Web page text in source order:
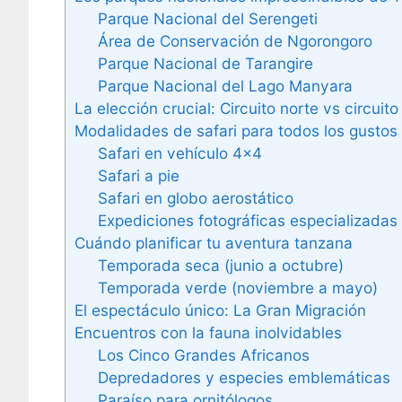
Parque Nacional del Serengeti
Área de Conservación de Ngorongoro
Parque Nacional de Tarangire
Parque Nacional del Lago Manyara
La elección crucial: Circuito norte vs circuito
Modalidades de safari para todos los gustos
Safari en vehículo 4×4
Safari a pie
Safari en globo aerostático
Expediciones fotográficas especializadas
Cuándo planificar tu aventura tanzana
Temporada seca (junio a octubre)
Temporada verde (noviembre a mayo)
El espectáculo único: La Gran Migración
Encuentros con la fauna inolvidables
Los Cinco Grandes Africanos
Depredadores y especies emblemáticas